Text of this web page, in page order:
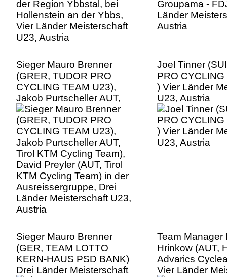
Sieger Mauro Brenner
(GRER, TUDOR PRO
CYCLING TEAM U23),
Jakob Purtscheller AUT,
Tirol KTM Cycling Team),
David Preyler (AUT, Tirol
KTM Cycling Team) in der
Ausreissergruppe, Drei
Länder Meisterschaft U23,
Austria
Joel Tinner
PRO
) Vier Länder
U23, Austria
Sieger Mauro Brenner
(GER, TEAM LOTTO
KERN-HAUS PSD BANK)
Drei Länder Meisterschaft
Team Manager
Hrinkow (AUT,
Advarics
Vier Länder